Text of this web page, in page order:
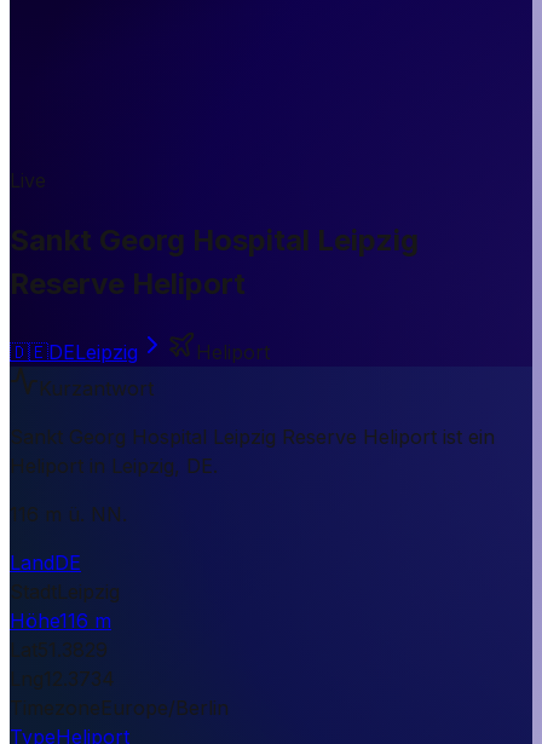
Live
Sankt Georg Hospital Leipzig
Reserve Heliport
🇩🇪DELeipzig
Heliport
Kurzantwort
Sankt Georg Hospital Leipzig Reserve Heliport ist ein
Heliport in Leipzig, DE.
116 m ü. NN.
LandDE
StadtLeipzig
Höhe116 m
Lat51.3829
Lng12.3734
TimezoneEurope/Berlin
TypeHeliport